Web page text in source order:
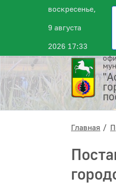
воскресенье,
9 августа
2026 17:33
Главная